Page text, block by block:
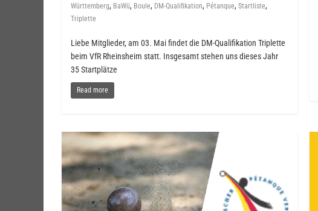
Württemberg, BaWü, Boule, DM-Qualifikation, Pétanque, Startliste,
Triplette
Liebe Mitglieder, am 03. Mai findet die DM-Qualifikation Triplette
beim VfR Rheinsheim statt. Insgesamt stehen uns dieses Jahr
35 Startplätze
Read more